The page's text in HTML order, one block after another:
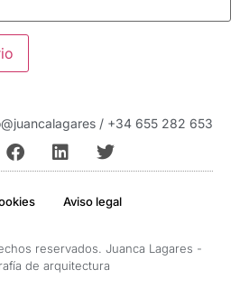
/ +34 655 282 653
Aviso legal
reservados. Juanca Lagares -
de arquitectura